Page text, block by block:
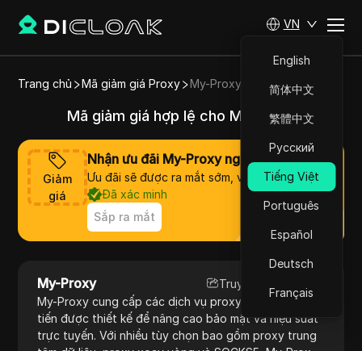
VN
English
简体中文
繁體中文
Русский
Tiếng Việt
Português
Español
Deutsch
Français
Trang chủ Mã giảm giá Proxy My-Proxy
Mã giảm giá hợp lệ cho My-Proxy
Giảm
giá
Nhận ưu đãi My-Proxy ngay bây giờ
Ưu đãi sẽ được ra mắt sớm, vui lòng chờ đợi
Đã xác minh
Sắp ra mắt
My-Proxy
Truy cập trang web
My-Proxy cung cấp các dịch vụ proxy và VPN tiên
tiến được thiết kế để nâng cao bảo mật và hiệu suất
trực tuyến. Với nhiều tùy chọn bao gồm proxy trung